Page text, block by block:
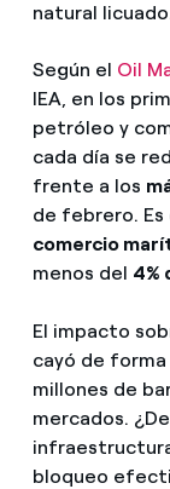
natural
Según el Oil
IEA, en los
petróleo y
cada día se
frente a los
de febrero.
comercio
menos del 4%
El impacto
cayó de
millones de
mercados.
bloqueo